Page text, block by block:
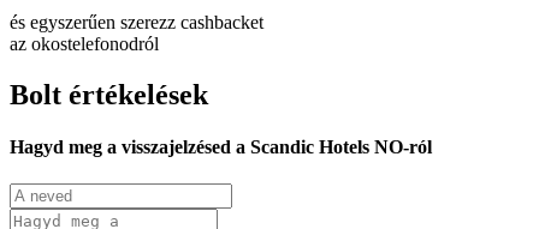
és egyszerűen szerezz cashbacket
az okostelefonodról
Bolt értékelések
Hagyd meg a visszajelzésed a Scandic Hotels NO-ról